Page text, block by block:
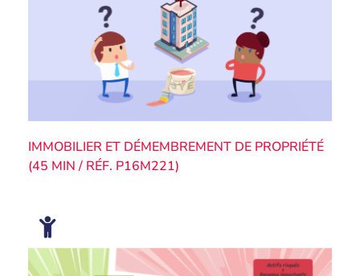
IMMOBILIER ET DÉMEMBREMENT DE PROPRIÉTÉ
(45 MIN / RÉF. P16M221)